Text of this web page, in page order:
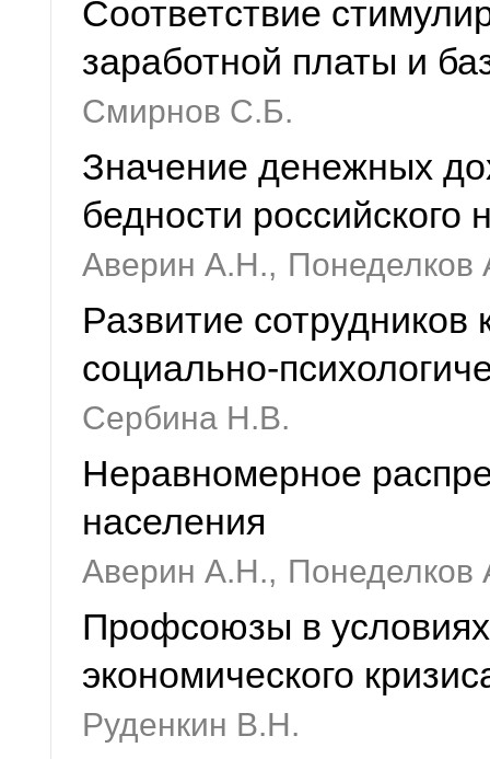
Соответствие
заработной платы и
Смирнов С.Б.
Значение денежных
бедности российского
Аверин А.Н., Понеделков
Развитие сотрудников
социально-
Сербина Н.В.
Неравномерное
населения
Аверин А.Н., Понеделков
Профсоюзы в
экономического
Руденкин В.Н.